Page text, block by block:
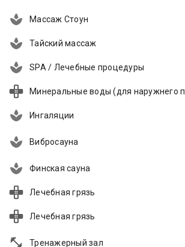
Массаж Стоун
Тайский массаж
SPA / Лечебные процедуры
Минеральные воды (для наружнего
Ингаляции
Вибросауна
Финская сауна
Лечебная грязь
Лечебная грязь
Тренажерный зал